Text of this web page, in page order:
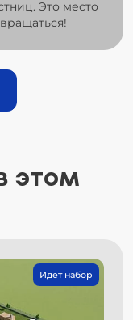
Это место
этом
Идет набор